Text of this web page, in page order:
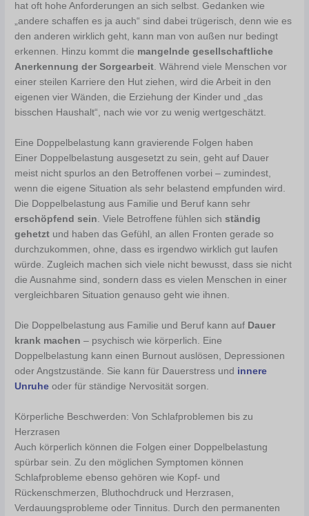
hat oft hohe Anforderungen an sich selbst. Gedanken wie
„andere schaffen es ja auch“ sind dabei trügerisch, denn wie es
den anderen wirklich geht, kann man von außen nur bedingt
erkennen. Hinzu kommt die mangelnde gesellschaftliche
Anerkennung der Sorgearbeit. Während viele Menschen vor
einer steilen Karriere den Hut ziehen, wird die Arbeit in den
eigenen vier Wänden, die Erziehung der Kinder und „das
bisschen Haushalt“, nach wie vor zu wenig wertgeschätzt.
Eine Doppelbelastung kann gravierende Folgen haben
Einer Doppelbelastung ausgesetzt zu sein, geht auf Dauer
meist nicht spurlos an den Betroffenen vorbei – zumindest,
wenn die eigene Situation als sehr belastend empfunden wird.
Die Doppelbelastung aus Familie und Beruf kann sehr
erschöpfend sein. Viele Betroffene fühlen sichständig
gehetzt und haben das Gefühl, an allen Fronten gerade so
durchzukommen, ohne, dass es irgendwo wirklich gut laufen
würde. Zugleich machen sich viele nicht bewusst, dass sie nicht
die Ausnahme sind, sondern dass es vielen Menschen in einer
vergleichbaren Situation genauso geht wie ihnen.
Die Doppelbelastung aus Familie und Beruf kann auf Dauer
krank machen – psychisch wie körperlich. Eine
Doppelbelastung kann einen Burnout auslösen, Depressionen
oder Angstzustände. Sie kann für Dauerstress und innere
Unruhe oder für ständige Nervosität sorgen.
Körperliche Beschwerden: Von Schlafproblemen bis zu
Herzrasen
Auch körperlich können die Folgen einer Doppelbelastung
spürbar sein. Zu den möglichen Symptomen können
Schlafprobleme ebenso gehören wie Kopf- und
Rückenschmerzen, Bluthochdruck und Herzrasen,
Verdauungsprobleme oder Tinnitus. Durch den permanenten